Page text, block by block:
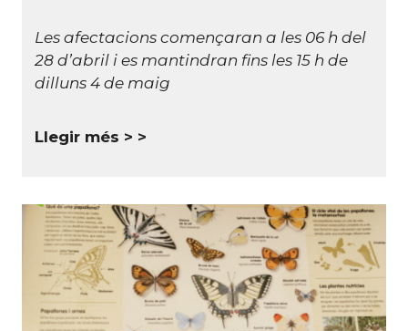
Les afectacions començaran a les 06 h del
28 d’abril i es mantindran fins les 15 h de
dilluns 4 de maig
Llegir més >